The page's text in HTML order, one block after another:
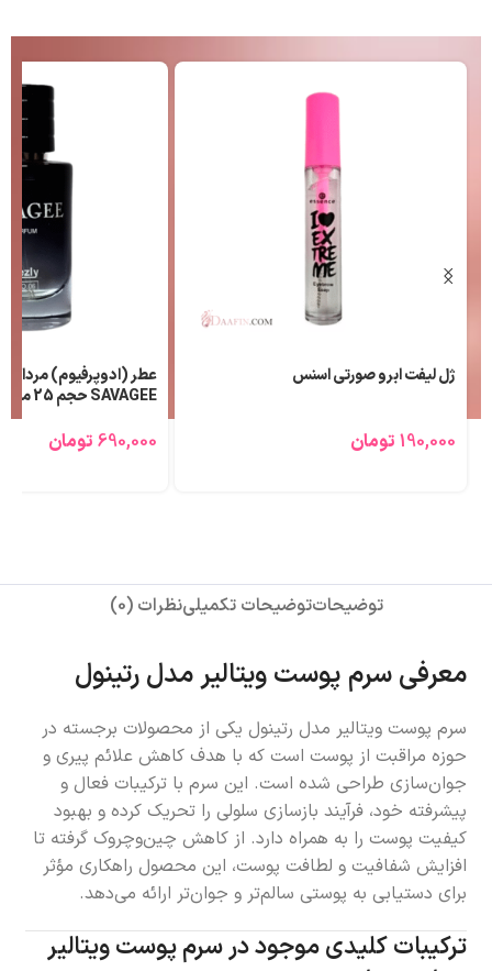
ژل لیفت ابرو صورتی اسنس
190,000 تومان
عطر (ادوپرفیوم) مردانه
SAVAGEE حجم 25 میلی لیتر
690,000 تومان
توضیحاتتوضیحات تکمیلینظرات (0)
معرفی سرم پوست ویتالیر مدل رتینول
سرم پوست ویتالیر مدل رتینول یکی از محصولات برجسته در
حوزه مراقبت از پوست است که با هدف کاهش علائم پیری و
جوان‌سازی طراحی شده است. این سرم با ترکیبات فعال و
پیشرفته خود، فرآیند بازسازی سلولی را تحریک کرده و بهبود
کیفیت پوست را به همراه دارد. از کاهش چین‌وچروک گرفته تا
افزایش شفافیت و لطافت پوست، این محصول راهکاری مؤثر
برای دستیابی به پوستی سالم‌تر و جوان‌تر ارائه می‌دهد.
ترکیبات کلیدی موجود در سرم پوست ویتالیر